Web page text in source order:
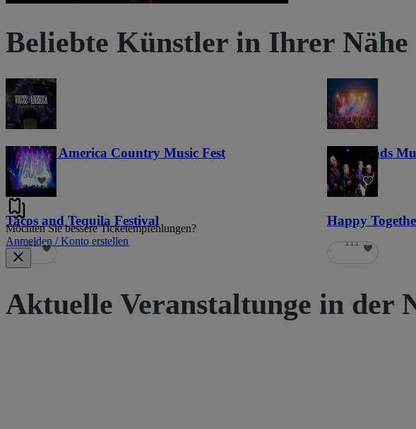
Beliebte Künstler in Ihrer Nähe
Voices of America Country Music Fest
36
Lost Lands
121
Tacos and Tequila Festival
689
Happy
111
Möchten Sie bessere Ticketempfehlungen?
Anmelden / Konto erstellen
Aktuelle Veranstaltunge in der